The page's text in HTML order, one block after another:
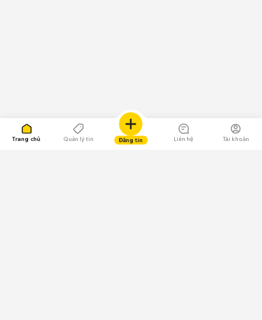
Trang chủ Quản lý tin Đăng tin Liên hệ Tài khoản